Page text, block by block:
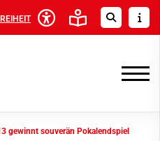
gewinnt souverän Pokalendspiel